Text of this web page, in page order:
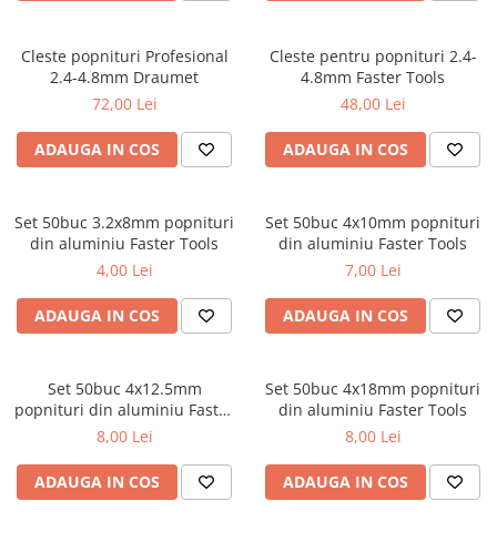
Burghie pentru metal cu cobalt
Burghie pentru metal lungi
Dalti, spit-uri SDS+ si SDS MAX
Carote, freze si accesorii pentru
Accesorii pentru prelucrare
ceramica
Carote pentru ceramica
Dischete pentru slefuire ceramica
Carote HSS
Carote si accesorii pentru zidarie
Cleste popnituri Profesional
2.4-4.8mm Draumet
72,00 Lei
ADAUGA IN COS
Cleste pentru popnituri 2.4-
4.8mm Faster Tools
48,00 Lei
ADAUGA IN COS
Set 50buc 3.2x8mm popnituri
din aluminiu Faster Tools
4,00 Lei
ADAUGA IN COS
Set 50buc 4x10mm popnituri
din aluminiu Faster Tools
7,00 Lei
ADAUGA IN COS
Set 50buc 4x12.5mm
popnituri din aluminiu Faster
Tools
8,00 Lei
ADAUGA IN COS
Set 50buc 4x18mm popnituri
din aluminiu Faster Tools
8,00 Lei
ADAUGA IN COS